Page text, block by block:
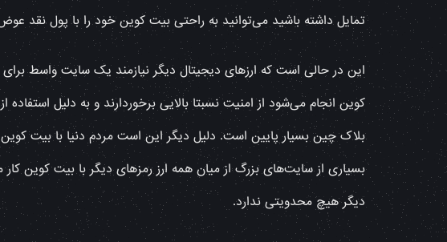
تمایل داشته باشید می‌توانید به راحتی بیت کوین خود را با پول نقد
این در حالی است که ارزهای دیجیتال دیگر نیازمند یک سایت واسط
کوین انجام می‌شود از امنیت نسبتا بالایی برخوردارند و به دلیل
بلاک چین بسیار پایین است. دلیل دیگر این است مردم دنیا با بیت کوین
بسیاری از سایت‌های بزرگ از میان همه ارز رمزهای دیگر با بیت کوین
دیگر هیچ محدویتی ندارد.